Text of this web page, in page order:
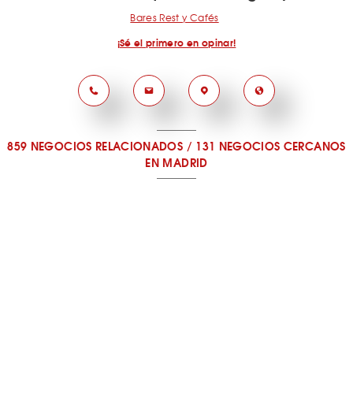
Bares Rest y Cafés
¡Sé el primero en opinar!
859 NEGOCIOS RELACIONADOS / 131 NEGOCIOS CERCANOS
EN MADRID